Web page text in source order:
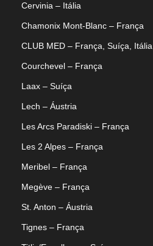
Cervinia – Itália
Chamonix Mont-Blanc – França
CLUB MED – França, Suíça, Itália
Courchevel – França
Laax – Suíça
Lech – Áustria
Les Arcs Paradiski – França
Les 2 Alpes – França
Meribel – França
Megève – França
St. Anton – Áustria
Tignes – França